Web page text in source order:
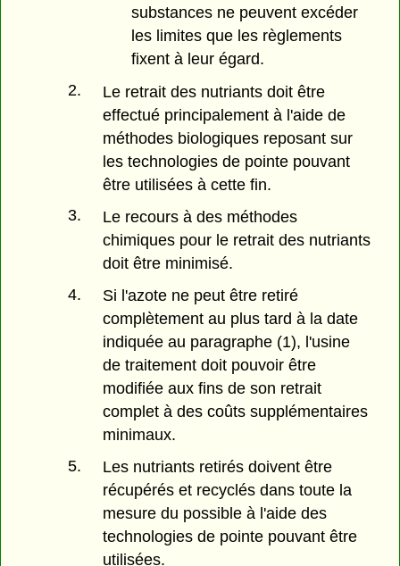
substances ne peuvent excéder
les limites que les règlements
fixent à leur égard.
2.
Le retrait des nutriants doit être
effectué principalement à l'aide de
méthodes biologiques reposant sur
les technologies de pointe pouvant
être utilisées à cette fin.
3.
Le recours à des méthodes
chimiques pour le retrait des nutriants
doit être minimisé.
4.
Si l'azote ne peut être retiré
complètement au plus tard à la date
indiquée au paragraphe (1), l'usine
de traitement doit pouvoir être
modifiée aux fins de son retrait
complet à des coûts supplémentaires
minimaux.
5.
Les nutriants retirés doivent être
récupérés et recyclés dans toute la
mesure du possible à l'aide des
technologies de pointe pouvant être
utilisées.